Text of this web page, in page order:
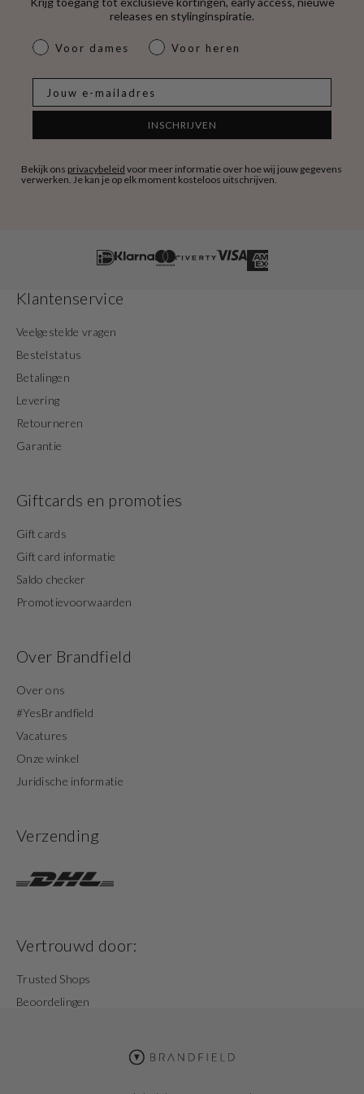
releases en stylinginspiratie.
dames & heren
Voor dames Voor heren
INSCHRIJVEN
Bekijk ons privacybeleid voor meer informatie over hoe wij jouw gegevens
verwerken. Je kan je op elk moment kosteloos uitschrijven.
Klantenservice
Veelgestelde vragen
Bestelstatus
Betalingen
Levering
Retourneren
Garantie
Giftcards en promoties
Gift cards
Gift card informatie
Saldo checker
Promotievoorwaarden
Over Brandfield
Over ons
#YesBrandfield
Vacatures
Onze winkel
Juridische informatie
Verzending
Vertrouwd door:
Trusted Shops
Beoordelingen